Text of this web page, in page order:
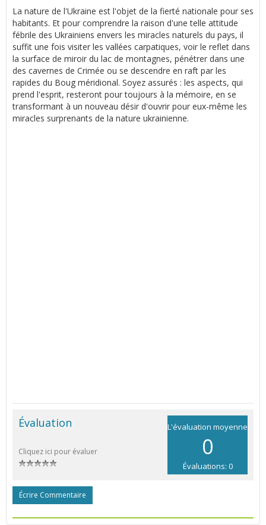
La nature de l'Ukraine est l'objet de la fierté nationale pour ses
habitants. Et pour comprendre la raison d'une telle attitude
fébrile des Ukrainiens envers les miracles naturels du pays, il
suffit une fois visiter les vallées carpatiques, voir le reflet dans
la surface de miroir du lac de montagnes, pénétrer dans une
des cavernes de Crimée ou se descendre en raft par les
rapides du Boug méridional. Soyez assurés : les aspects, qui
prend l'esprit, resteront pour toujours à la mémoire, en se
transformant à un nouveau désir d'ouvrir pour eux-même les
miracles surprenants de la nature ukrainienne.
L'évaluation moyenne
0
Évaluations: 0
Évaluation
Cliquez ici pour évaluer
Écrire Commentaire